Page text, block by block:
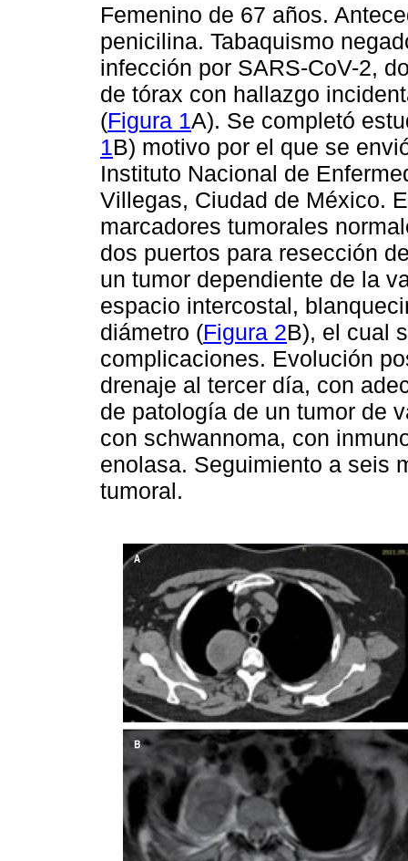
Femenino de 67 años.
penicilina. Tabaquismo
infección por SARS-CoV-2,
de tórax con hallazgo
(Figura 1A). Se completó
1B) motivo por el que se
Instituto Nacional de
Villegas, Ciudad de México.
marcadores tumorales
dos puertos para resección
un tumor dependiente de la
espacio intercostal,
diámetro (Figura 2B), el cual
complicaciones. Evolución
drenaje al tercer día, con
de patología de un tumor de
con schwannoma, con
enolasa. Seguimiento a seis
tumoral.